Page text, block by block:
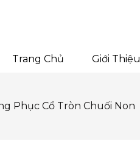
Trang Chủ Giới Thiệu
Phục Cổ Tròn Chuối Non